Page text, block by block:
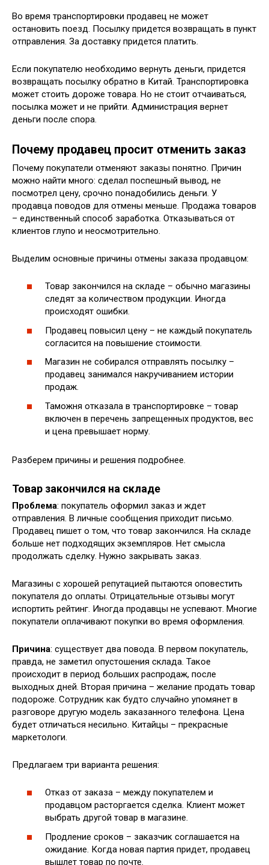
Во время транспортировки продавец не может
остановить поезд. Посылку придется возвращать в пункт
отправления. За доставку придется платить.
Если покупателю необходимо вернуть деньги, придется
возвращать посылку обратно в Китай. Транспортировка
может стоить дороже товара. Но не стоит отчаиваться,
посылка может и не прийти. Администрация вернет
деньги после спора.
Почему продавец просит отменить заказ
Почему покупатели отменяют заказы понятно. Причин
можно найти много: сделал поспешный вывод, не
посмотрел цену, срочно понадобились деньги. У
продавца поводов для отмены меньше. Продажа товаров
– единственный способ заработка. Отказываться от
клиентов глупо и неосмотрительно.
Выделим основные причины отмены заказа продавцом:
Товар закончился на складе – обычно магазины
следят за количеством продукции. Иногда
происходят ошибки.
Продавец повысил цену – не каждый покупатель
согласится на повышение стоимости.
Магазин не собирался отправлять посылку –
продавец занимался накручиванием истории
продаж.
Таможня отказала в транспортировке – товар
включен в перечень запрещенных продуктов, вес
и цена превышает норму.
Разберем причины и решения подробнее.
Товар закончился на складе
Проблема: покупатель оформил заказ и ждет
отправления. В личные сообщения приходит письмо.
Продавец пишет о том, что товар закончился. На складе
больше нет подходящих экземпляров. Нет смысла
продолжать сделку. Нужно закрывать заказ.
Магазины с хорошей репутацией пытаются оповестить
покупателя до оплаты. Отрицательные отзывы могут
испортить рейтинг. Иногда продавцы не успевают. Многие
покупатели оплачивают покупки во время оформления.
Причина: существует два повода. В первом покупатель,
правда, не заметил опустошения склада. Такое
происходит в период больших распродаж, после
выходных дней. Вторая причина – желание продать товар
подороже. Сотрудник как будто случайно упомянет в
разговоре другую модель заказанного телефона. Цена
будет отличаться несильно. Китайцы – прекрасные
маркетологи.
Предлагаем три варианта решения:
Отказ от заказа – между покупателем и
продавцом расторгается сделка. Клиент может
выбрать другой товар в магазине.
Продление сроков – заказчик соглашается на
ожидание. Когда новая партия придет, продавец
вышлет товар по почте.